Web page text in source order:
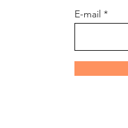
E-mail